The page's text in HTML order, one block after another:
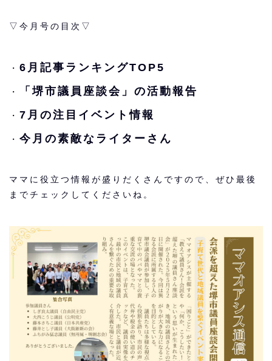
▽今月号の目次▽
・ 6月記事ランキングTOP5
・ 「堺市議員座談会」の活動報告
・ 7月の注目イベント情報
・ 今月の素敵なライターさん
ママに役立つ情報が盛りだくさんですので、ぜひ最後
までチェックしてくださいね。